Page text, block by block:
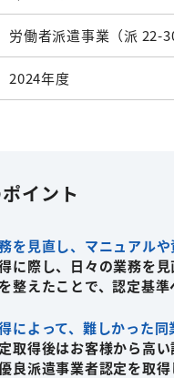
労働者派遣事業（派 22-
2024年度
イント
を見直し、マニュアル
に際し、日々の業務を
整えたことで、認定基
によって、難しかった
取得後はお客様から高
良派遣事業者認定を取